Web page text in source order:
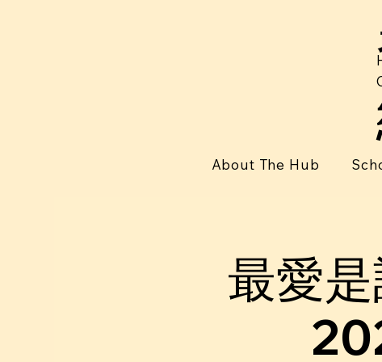
About The Hub
最愛